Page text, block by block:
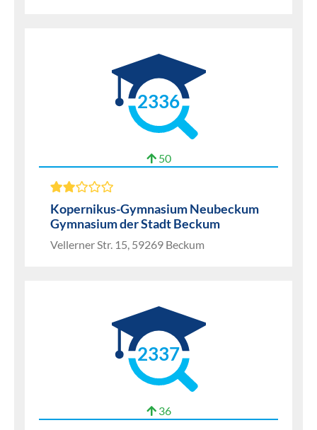
2336
50
Kopernikus-Gymnasium Neubeckum
Gymnasium der Stadt Beckum
Vellerner Str. 15, 59269 Beckum
2337
36